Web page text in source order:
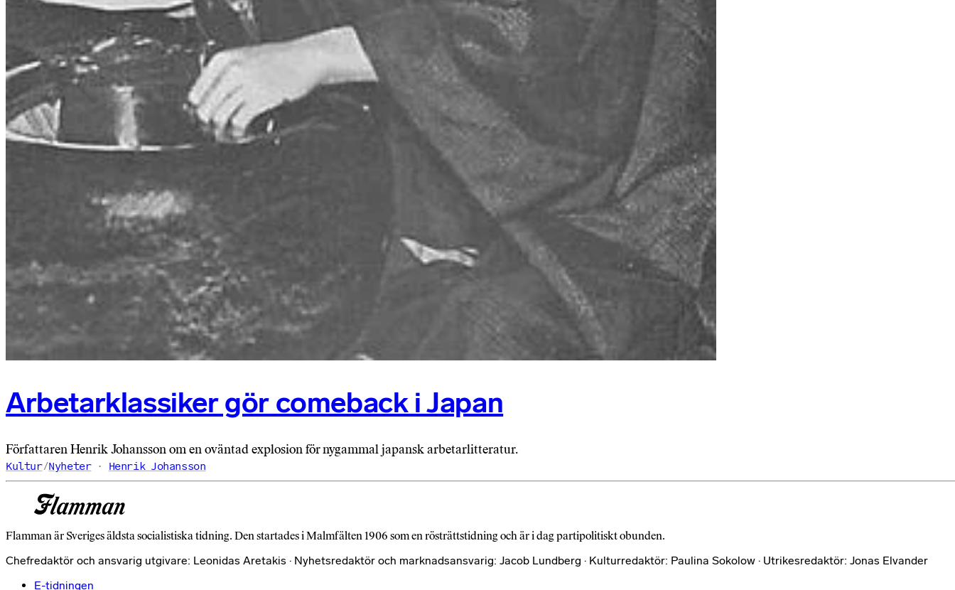
Arbetarklassiker gör comeback i Japan
Författaren Henrik Johansson om en oväntad explosion för nygammal japansk arbetarlitteratur.
Kultur/Nyheter Henrik Johansson
Flamman är Sveriges äldsta socialistiska tidning. Den startades i Malmfälten 1906 som en rösträttstidning och är i dag partipolitiskt obunden.
Chefredaktör och ansvarig utgivare: Leonidas Aretakis · Nyhetsredaktör och marknadsansvarig: Jacob Lundberg · Kulturredaktör: Paulina Sokolow · Utrikesredaktör: Jonas Elvander
E-tidningen